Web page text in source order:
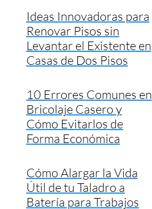
Ideas Innovadoras para
Renovar Pisos sin
Levantar el Existente en
Casas de Dos Pisos
10 Errores Comunes en
Bricolaje Casero y
Cómo Evitarlos de
Forma Económica
Cómo Alargar la Vida
Útil de tu Taladro a
Batería para Trabajos